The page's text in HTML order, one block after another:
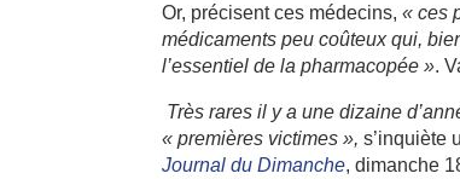
Or, précisent ces médecins,« ces
médicaments peu coûteux qui,
l’essentiel de la pharmacopée ».
Très rares il y a une dizaine
« premières victimes »,s’inquiète
Journal du Dimanche, dimanche